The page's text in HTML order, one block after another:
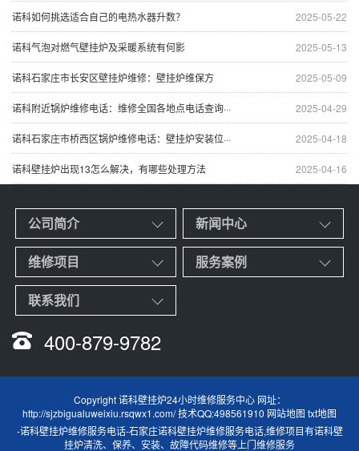
2025-05-22
诺科如何挑选适合自己的电热水器升数？
2025-05-13
诺科气泡对燃气壁挂炉及采暖系统有何影
2025-05-09
诺科石家庄市长安区壁挂炉维修：壁挂炉维保方
2025-04-29
诺科附近锅炉维修电话：维修全国各地点电话查询···
2025-04-18
诺科石家庄市桥西区锅炉维修电话：壁挂炉安装位···
2025-04-16
诺科壁挂炉出现13怎么解决，有哪些处理方法
公司简介 新闻中心
维修项目 服务案例
联系我们
400-879-9782
Copyright 诺科壁挂炉24小时维修服务中心 网址：
http://sjzbigualuweixiu.rsqwx1.com/ 技术QQ:498561910 网站地图 txt地图
-诺科壁挂炉维修服务电话-石家庄诺科壁挂炉维修服务电话,维修项目有诺科壁
挂炉清洗、保养、安装、故障代码维修等上门维修服务